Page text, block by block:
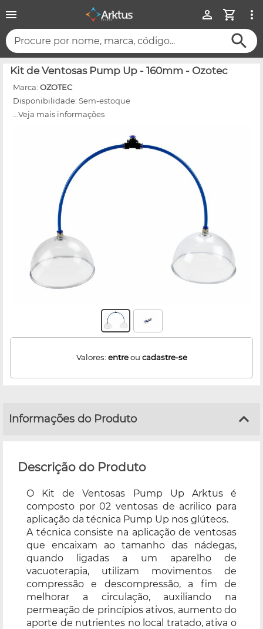
Procure por nome, marca, código...
Kit de Ventosas Pump Up - 160mm - Ozotec
Marca: OZOTEC
Disponibilidade: Sem-estoque
...Veja mais informações
Valores: entreou cadastre-se
Informações do Produto
Descrição do Produto
O Kit de Ventosas Pump Up Arktus é
composto por 02 ventosas de acrilico para
aplicação da técnica Pump Up nos glúteos.
A técnica consiste na aplicação de ventosas
que encaixam ao tamanho das nádegas,
quando ligadas a um aparelho de
vacuoterapia, utilizam movimentos de
compressão e descompressão, a fim de
melhorar a circulação, auxiliando na
permeação de princípios ativos, aumento do
aporte de nutrientes no local tratado, ativa o